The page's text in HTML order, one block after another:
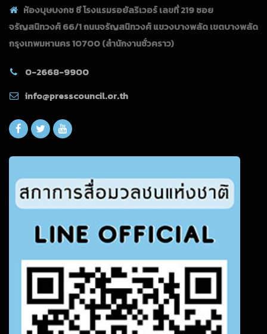
ห้องบุษบงกช ซี โรงแรมรอยัลริเวอร์ เลขที่ 219 ซอย
จรัญสนิทวงศ์ 66/1 ถนนจรัญสนิทวงศ์ แขวงบางพลัด เขตบางพลัด
กรุงเทพมหานคร 10700(สำนักงานชั่วคราว)
0-2668-9900
info@presscouncil.or.th